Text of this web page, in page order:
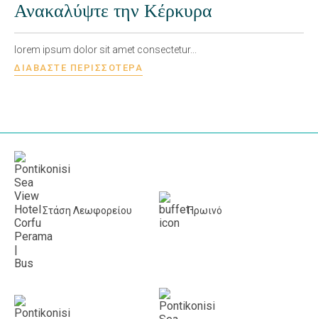
Ανακαλύψτε την Κέρκυρα
lorem ipsum dolor sit amet consectetur...
ΔΙΑΒΆΣΤΕ ΠΕΡΙΣΣΌΤΕΡΑ
Στάση Λεωφορείου Πρωινό